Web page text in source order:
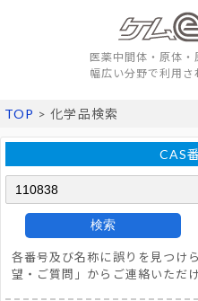
医薬中間体・原体
幅広い分野で利用
TOP > 化学品検索
CAS
検索
各番号及び名称に誤りを見つけ
望・ご質問」からご連絡いただ